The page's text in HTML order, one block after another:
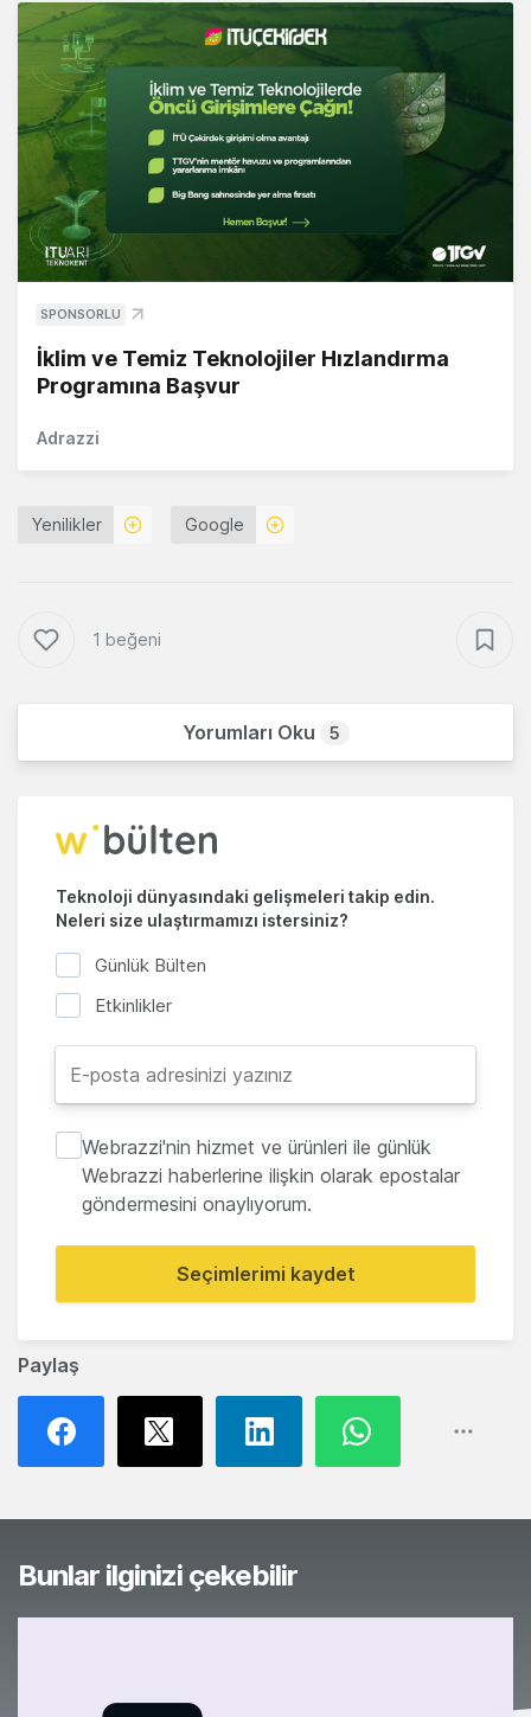
Paylaş
SPONSORLU
İklim ve Temiz Teknolojiler Hızlandırma
Programına Başvur
Adrazzi
Yenilikler Google
1 beğeni
Yorumları Oku 5
Teknoloji dünyasındaki gelişmeleri takip edin.
Neleri size ulaştırmamızı istersiniz?
Günlük Bülten
Etkinlikler
Webrazzi'nin hizmet ve ürünleri ile günlük
Webrazzi haberlerine ilişkin olarak epostalar
göndermesini onaylıyorum.
Seçimlerimi kaydet
Bunlar ilginizi çekebilir